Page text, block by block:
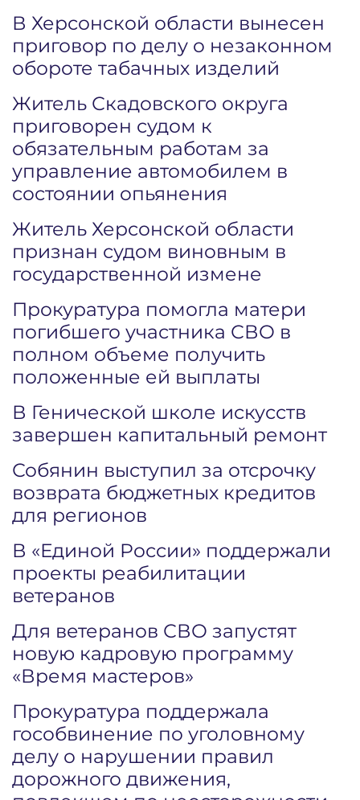
В Херсонской области вынесен
приговор по делу о незаконном
обороте табачных изделий
Житель Скадовского округа
приговорен судом к
обязательным работам за
управление автомобилем в
состоянии опьянения
Житель Херсонской области
признан судом виновным в
государственной измене
Прокуратура помогла матери
погибшего участника СВО в
полном объеме получить
положенные ей выплаты
В Генической школе искусств
завершен капитальный ремонт
Собянин выступил за отсрочку
возврата бюджетных кредитов
для регионов
В «Единой России» поддержали
проекты реабилитации
ветеранов
Для ветеранов СВО запустят
новую кадровую программу
«Время мастеров»
Прокуратура поддержала
гособвинение по уголовному
делу о нарушении правил
дорожного движения,